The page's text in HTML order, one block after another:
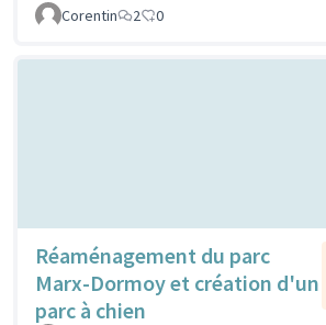
Corentin
2 0
Réaménagement du parc
Marx-Dormoy et création d'un
parc à chien